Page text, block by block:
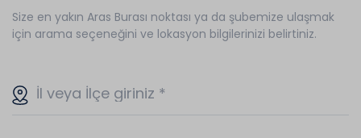
Size en yakın Aras Burası noktası ya da şubemize ulaşmak
için arama seçeneğini ve lokasyon bilgilerinizi belirtiniz.
İl veya İlçe giriniz *